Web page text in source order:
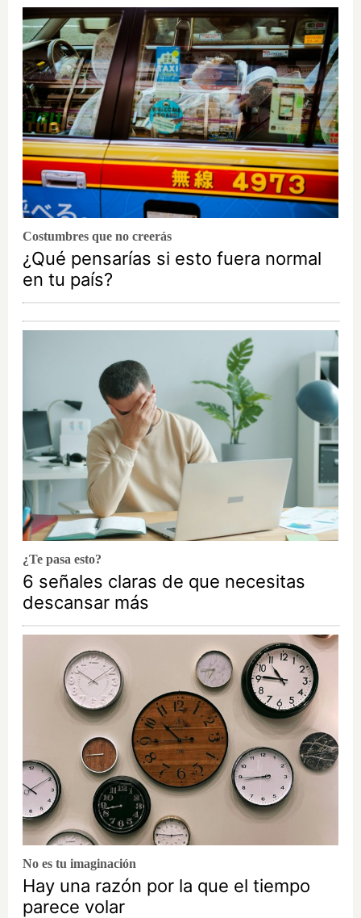
Costumbres que no creerás
¿Qué pensarías si esto fuera normal
en tu país?
¿Te pasa esto?
6 señales claras de que necesitas
descansar más
No es tu imaginación
Hay una razón por la que el tiempo
parece volar